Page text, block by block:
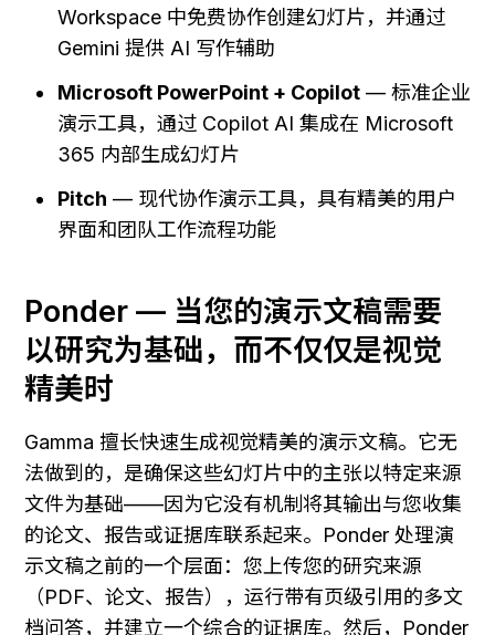
Workspace 中免费协作创建幻灯片，并通过
Gemini 提供 AI 写作辅助
Microsoft PowerPoint + Copilot — 标准企业
演示工具，通过 Copilot AI 集成在 Microsoft
365 内部生成幻灯片
Pitch — 现代协作演示工具，具有精美的用户
界面和团队工作流程功能
Ponder — 当您的演示文稿需要
以研究为基础，而不仅仅是视觉
精美时
Gamma 擅长快速生成视觉精美的演示文稿。它无
法做到的，是确保这些幻灯片中的主张以特定来源
文件为基础——因为它没有机制将其输出与您收集
的论文、报告或证据库联系起来。Ponder 处理演
示文稿之前的一个层面：您上传您的研究来源
（PDF、论文、报告），运行带有页级引用的多文
档问答，并建立一个综合的证据库。然后，Ponder